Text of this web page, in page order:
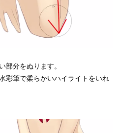
部分をぬります。
彩筆で柔らかいハイライトをいれ